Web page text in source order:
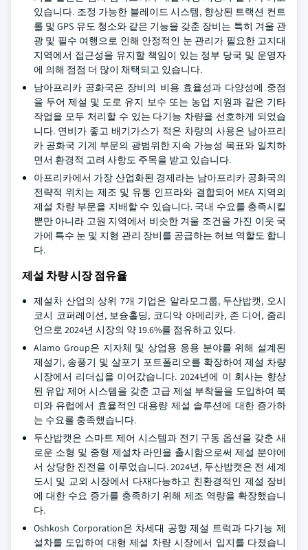
있습니다. 조정 가능한 블레이드 시스템, 향상된 트랙션 컨트
롤 및 GPS 유도 청소와 같은 기능을 갖춘 장비는 특히 겨울 관
광 및 필수 여행으로 인해 안정적인 눈 관리가 필요한 고지대
지역에서 접근성을 유지할 책임이 있는 정부 당국 및 운영자
에 의해 점점 더 많이 채택되고 있습니다.
남아프리카 공화국은 장비의 비용 효율성과 다양성에 중점
을 두어 제설 및 도로 유지 보수 또는 농업 지원과 같은 기타
작업을 모두 처리할 수 있는 다기능 차량을 선호하게 되었습
니다. 연비가 좋고 배기가스가 적은 차량의 사용은 남아프리
카 공화국 기계 부문의 광범위한 지속 가능성 목표와 일치하
면서 환경적 고려 사항도 주목을 받고 있습니다.
아프리카에서 가장 산업화된 경제라는 남아프리카 공화국의
전략적 위치는 제조 및 유통 인프라와 결합되어 MEA 지역의
제설 차량 부문을 지배할 수 있습니다. 국내 수요를 충족시킬
뿐만 아니라 고원 지역에서 비슷한 겨울 조건을 가진 이웃 국
가에 특수 눈 및 지형 관리 장비를 공급하는 허브 역할도 합니
다.
제설 차량 시장 점유율
제설차 산업의 상위 7개 기업은 알라모그룹, 두산밥캣, 오시
코시 코퍼레이션, 보슝홀딩, 코디악 아메리카, 존 디어, 줌리
언으로 2024년 시장의 약 19.6%를 점유하고 있다.
Alamo Group은 지자체 및 상업용 응용 분야를 위해 설계된
제설기, 송풍기 및 살포기 포트폴리오를 확장하여 제설 차량
시장에서 리더십을 이어갔습니다. 2024년에 이 회사는 향상
된 유압 제어 시스템을 갖춘 고급 제설 부착물을 도입하여 북
미와 유럽에서 효율적인 대용량 제설 솔루션에 대한 증가하
는 수요를 충족했습니다.
두산밥캣은 스마트 제어 시스템과 전기 구동 옵션을 갖춘 새
로운 소형 및 중형 제설차 라인을 출시함으로써 제설 분야에
서 상당한 진전을 이루었습니다. 2024년, 두산밥캣은 전 세계
도시 및 교외 시장에서 다재다능하고 친환경적인 제설 장비
에 대한 수요 증가를 충족하기 위해 제조 역량을 확장했습니
다.
Oshkosh Corporation은 차세대 공항 제설 트럭과 다기능 제
설차를 도입하여 대형 제설 차량 시장에서 입지를 다졌습니